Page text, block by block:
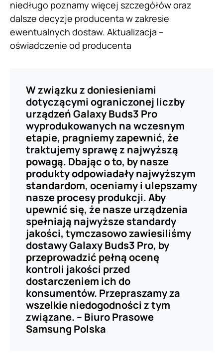
niedługo poznamy więcej szczegółów oraz
dalsze decyzje producenta w zakresie
ewentualnych dostaw. Aktualizacja –
oświadczenie od producenta
W związku z doniesieniami
dotyczącymi ograniczonej liczby
urządzeń Galaxy Buds3 Pro
wyprodukowanych na wczesnym
etapie, pragniemy zapewnić, że
traktujemy sprawę z najwyższą
powagą. Dbając o to, by nasze
produkty odpowiadały najwyższym
standardom, oceniamy i ulepszamy
nasze procesy produkcji. Aby
upewnić się, że nasze urządzenia
spełniają najwyższe standardy
jakości, tymczasowo zawiesiliśmy
dostawy Galaxy Buds3 Pro, by
przeprowadzić pełną ocenę
kontroli jakości przed
dostarczeniem ich do
konsumentów. Przepraszamy za
wszelkie niedogodności z tym
związane. – Biuro Prasowe
Samsung Polska